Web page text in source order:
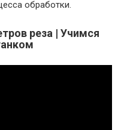
обработки.
реза | Учимся